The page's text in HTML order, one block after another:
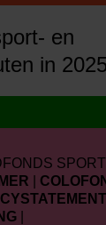
en
in